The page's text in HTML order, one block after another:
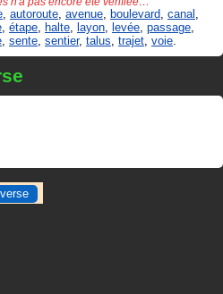
autoroute avenue boulevard canal
étape halte layon levée passage
sente sentier, talus trajet voie